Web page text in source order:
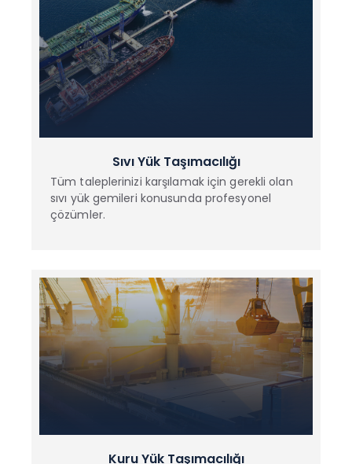
Sıvı Yük Taşımacılığı
Tüm taleplerinizi karşılamak için gerekli olan
sıvı yük gemileri konusunda profesyonel
çözümler.
Kuru Yük Taşımacılığı